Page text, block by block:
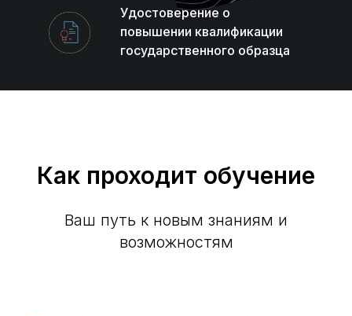
Удостоверение о
повышении квалификации
государственного образца
Как проходит обучение
Ваш путь к новым знаниям и
возможностям